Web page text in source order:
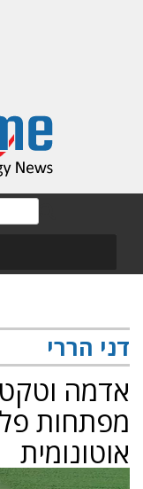
דני הררי
אדמה
מפתחות
אוטונומית